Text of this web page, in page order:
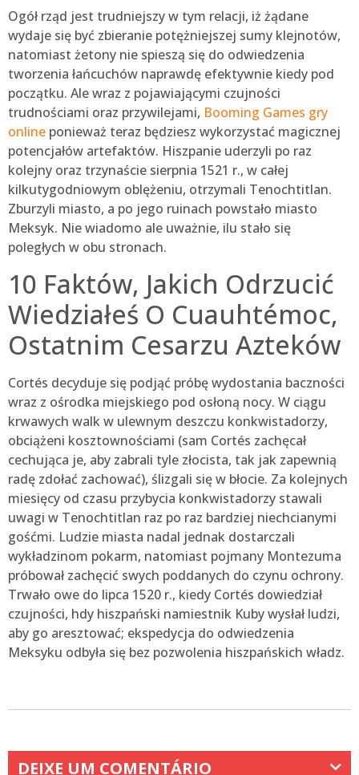
Ogół rząd jest trudniejszy w tym relacji, iż żądane
wydaje się być zbieranie potężniejszej sumy klejnotów,
natomiast żetony nie spieszą się do odwiedzenia
tworzenia łańcuchów naprawdę efektywnie kiedy pod
początku. Ale wraz z pojawiającymi czujności
trudnościami oraz przywilejami, Booming Games gry
online ponieważ teraz będziesz wykorzystać magicznej
potencjałów artefaktów. Hiszpanie uderzyli po raz
kolejny oraz trzynaście sierpnia 1521 r., w całej
kilkutygodniowym oblężeniu, otrzymali Tenochtitlan.
Zburzyli miasto, a po jego ruinach powstało miasto
Meksyk. Nie wiadomo ale uważnie, ilu stało się
poległych w obu stronach.
10 Faktów, Jakich Odrzucić
Wiedziałeś O Cuauhtémoc,
Ostatnim Cesarzu Azteków
Cortés decyduje się podjąć próbę wydostania baczności
wraz z ośrodka miejskiego pod osłoną nocy. W ciągu
krwawych walk w ulewnym deszczu konkwistadorzy,
obciążeni kosztownościami (sam Cortés zachęcał
cechująca je, aby zabrali tyle złocista, tak jak zapewnią
radę zdołać zachować), ślizgali się w błocie. Za kolejnych
miesięcy od czasu przybycia konkwistadorzy stawali
uwagi w Tenochtitlan raz po raz bardziej niechcianymi
gośćmi. Ludzie miasta nadal jednak dostarczali
wykładzinom pokarm, natomiast pojmany Montezuma
próbował zachęcić swych poddanych do czynu ochrony.
Trwało owe do lipca 1520 r., kiedy Cortés dowiedział
czujności, hdy hiszpański namiestnik Kuby wysłał ludzi,
aby go aresztować; ekspedycja do odwiedzenia
Meksyku odbyła się bez pozwolenia hiszpańskich władz.
DEIXE UM COMENTÁRIO